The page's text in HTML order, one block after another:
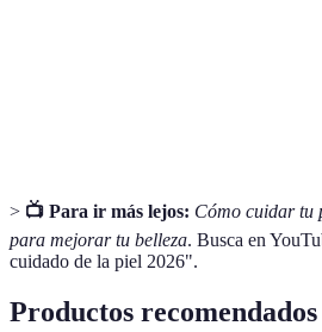
> 📺 Para ir más lejos: Cómo cuidar tu
para mejorar tu belleza. Busca en
cuidado de la piel 2026".
Productos recomendados